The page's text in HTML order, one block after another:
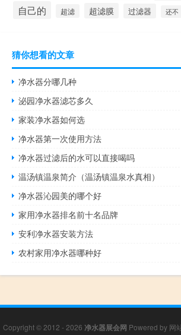
自己的 超滤 超滤膜 过滤器 还不
猜你想看的文章
净水器分哪几种
泌园净水器滤芯多久
家装净水器如何选
净水器第一次使用方法
净水器过滤后的水可以直接喝吗
温汤镇温泉简介（温汤镇温泉水真相）
净水器沁园美的哪个好
家用净水器排名前十名品牌
安利净水器安装方法
农村家用净水器哪种好
Copyright © 2012 - 2026 净水器展会网 Powered by 网